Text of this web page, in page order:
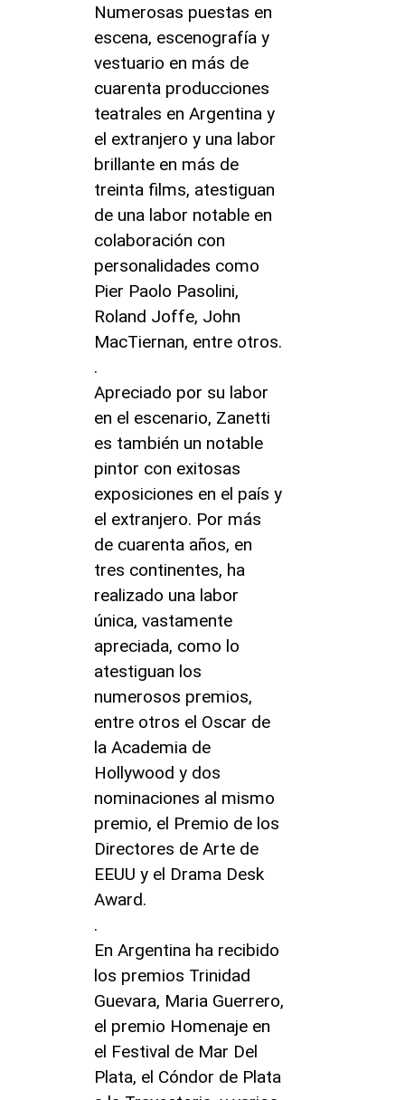
Numerosas puestas en
escena, escenografía y
vestuario en más de
cuarenta producciones
teatrales en Argentina y
el extranjero y una labor
brillante en más de
treinta films, atestiguan
de una labor notable en
colaboración con
personalidades como
Pier Paolo Pasolini,
Roland Joffe, John
MacTiernan, entre otros.
.
Apreciado por su labor
en el escenario, Zanetti
es también un notable
pintor con exitosas
exposiciones en el país y
el extranjero. Por más
de cuarenta años, en
tres continentes, ha
realizado una labor
única, vastamente
apreciada, como lo
atestiguan los
numerosos premios,
entre otros el Oscar de
la Academia de
Hollywood y dos
nominaciones al mismo
premio, el Premio de los
Directores de Arte de
EEUU y el Drama Desk
Award.
.
En Argentina ha recibido
los premios Trinidad
Guevara, Maria Guerrero,
el premio Homenaje en
el Festival de Mar Del
Plata, el Cóndor de Plata